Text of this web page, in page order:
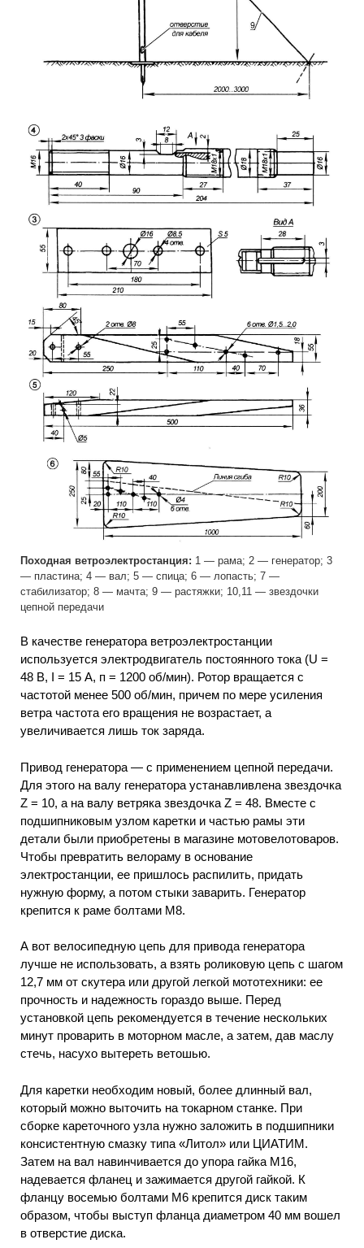
Походная ветроэлектростанция: 1 — рама; 2 — генератор; 3
— пластина; 4 — вал; 5 — спица; 6 — лопасть; 7 —
стабилизатор; 8 — мачта; 9 — растяжки; 10,11 — звездочки
цепной передачи
В качестве генератора ветроэлектростанции
используется электродвигатель постоянного тока (U =
48 В, I = 15 А, п = 1200 об/мин). Ротор вращается с
частотой менее 500 об/мин, причем по мере усиления
ветра частота его вращения не возрастает, а
увеличивается лишь ток заряда.
Привод генератора — с применением цепной передачи.
Для этого на валу генератора устанавливлена звездочка
Z = 10, а на валу ветряка звездочка Z = 48. Вместе с
подшипниковым узлом каретки и частью рамы эти
детали были приобретены в магазине мотовелотоваров.
Чтобы превратить велораму в основание
электростанции, ее пришлось распилить, придать
нужную форму, а потом стыки заварить. Генератор
крепится к раме болтами М8.
А вот велосипедную цепь для привода генератора
лучше не использовать, а взять роликовую цепь с шагом
12,7 мм от скутера или другой легкой мототехники: ее
прочность и надежность гораздо выше. Перед
установкой цепь рекомендуется в течение нескольких
минут проварить в моторном масле, а затем, дав маслу
стечь, насухо вытереть ветошью.
Для каретки необходим новый, более длинный вал,
который можно выточить на токарном станке. При
сборке кареточного узла нужно заложить в подшипники
консистентную смазку типа «Литол» или ЦИАТИМ.
Затем на вал навинчивается до упора гайка М16,
надевается фланец и зажимается другой гайкой. К
фланцу восемью болтами М6 крепится диск таким
образом, чтобы выступ фланца диаметром 40 мм вошел
в отверстие диска.